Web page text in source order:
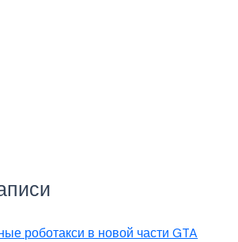
роботакси в новой части GTA